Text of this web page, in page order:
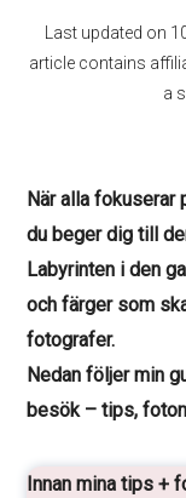
Last updated on
article contains
a
När alla fokuserar
du beger dig till
Labyrinten i den
och färger som
fotografer.
Nedan följer min
besök – tips,
Innan mina tips +